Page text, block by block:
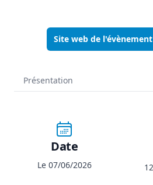
Site web de
Date
Le 07/06/2026